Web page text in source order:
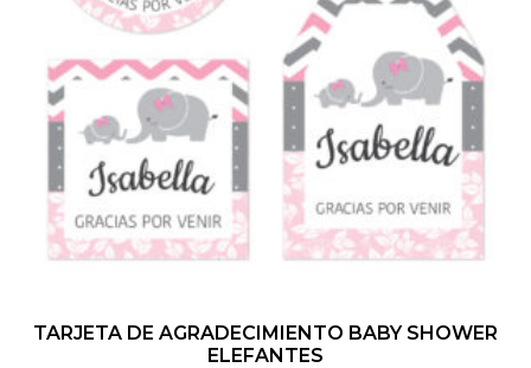
TARJETA DE AGRADECIMIENTO BABY SHOWER
ELEFANTES